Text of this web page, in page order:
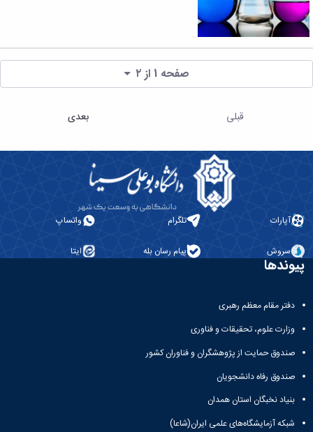
صفحه 1 از ۲
قبلی بعدی
آپارات تلگرام واتساپ
سروش پیام رسان بله ایتا
پیوندها
دفتر مقام معظم رهبری
وزارت علوم، تحقیقات و فناوری
صندوق حمایت از پژوهشگران و فناوران کشور
صندوق رفاه دانشجویان
بنیاد نخبگان استان همدان
شبکه آزمایشگاه‌های علمی ایران(شاعا)